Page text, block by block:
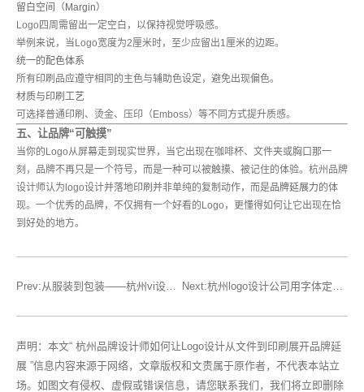
留白空间（Margin）
Logo四周需留出一定空白，以保持视觉呼吸感。
举例来说，当Logo宽度为2厘米时，至少应留出1厘米的边距。
统一的配色体系
所有印刷品应遵守相同的主色与辅助色设定，避免出现偏色。
材质与印刷工艺
可选择普通印刷、烫金、压印（Emboss）等不同方式提升质感。
五、让品牌“可触摸”
当你的Logo从屏幕走到现实世界，当它出现在咖啡杯、文件夹或胸口那一
刻，品牌不再只是一个符号，而是一种可以被触摸、被记住的体验。杭州品牌
设计师认为logo设计并落地印刷并非单纯的复制动作，而是品牌延展力的体
现。一个优秀的品牌，不仅拥有一个好看的Logo，更懂得如何让它出现在恰
到好处的地方。
声明：本文“ 杭州品牌设计师如何让Logo设计从文件到印刷展开品牌延
展 ”信息内容来源于网络，文章版权和文责属于原作者，不代表本站立
场。如图文有侵权、虚假或错误信息，请您联系我们，我们将立即删除